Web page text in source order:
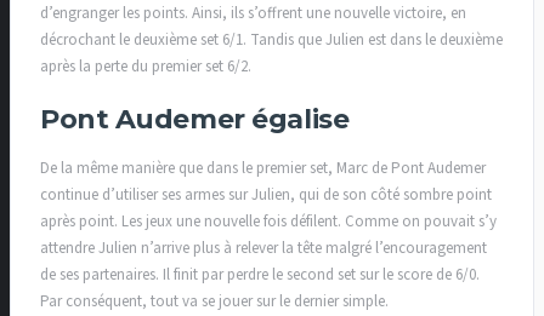
d’engranger les points. Ainsi, ils s’offrent une nouvelle victoire, en
décrochant le deuxième set 6/1. Tandis que Julien est dans le deuxième
après la perte du premier set 6/2.
Pont Audemer égalise
De la même manière que dans le premier set, Marc de Pont Audemer
continue d’utiliser ses armes sur Julien, qui de son côté sombre point
après point. Les jeux une nouvelle fois défilent. Comme on pouvait s’y
attendre Julien n’arrive plus à relever la tête malgré l’encouragement
de ses partenaires. Il finit par perdre le second set sur le score de 6/0.
Par conséquent, tout va se jouer sur le dernier simple.